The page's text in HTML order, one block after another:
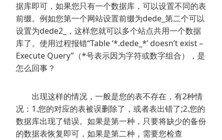
据库即可，如果您只有一个数据库，可以设置不同的表
前缀。例如您第一个网站设置前缀为dede_第二个可以
设置为dede2_，这样您就可以多个站点共用一个数据
库了。使用过程报错“Table ‘*.dede_*’ doesn’t exist –
Execute Query”（*号表示因为字符或数字组合），是
怎么回事？
出现这样的情况，一般是您的表不存在，有2种情
况：1.您的对应的表被误删除了，或者表出错了;2.您的
数据库出现了错误。如果是第一种，只要将缺少的备份
的数据表恢复即可，如果是第二种，需要您检查